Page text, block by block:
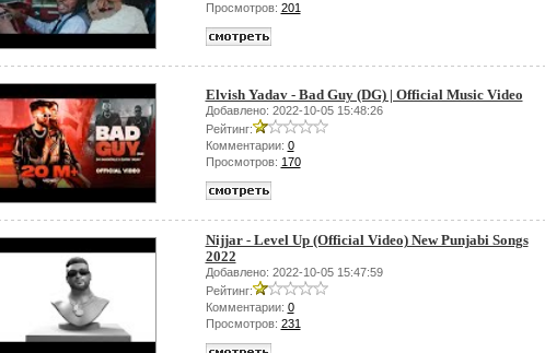
Просмотров: 201
Elvish Yadav - Bad Guy (DG) | Official Music Video
Добавлено: 2022-10-05 15:48:26
Рейтинг:
Комментарии: 0
Просмотров: 170
Nijjar - Level Up (Official Video) New Punjabi Songs
2022
Добавлено: 2022-10-05 15:47:59
Рейтинг:
Комментарии: 0
Просмотров: 231